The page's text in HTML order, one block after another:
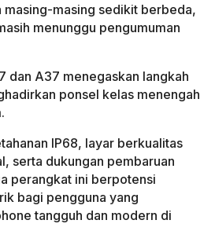
masing-masing sedikit berbeda,
menunggu pengumuman
dan A37 menegaskan langkah
ponsel kelas menengah
IP68, layar berkualitas
serta dukungan pembaruan
perangkat ini berpotensi
bagi pengguna yang
tangguh dan modern di